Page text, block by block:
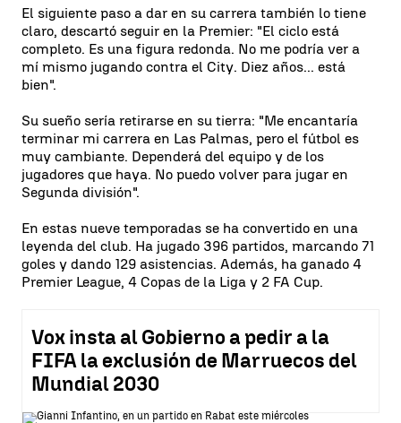
El siguiente paso a dar en su carrera también lo tiene
claro, descartó seguir en la Premier: "El ciclo está
completo. Es una figura redonda. No me podría ver a
mí mismo jugando contra el City. Diez años... está
bien".
Su sueño sería retirarse en su tierra: "Me encantaría
terminar mi carrera en Las Palmas, pero el fútbol es
muy cambiante. Dependerá del equipo y de los
jugadores que haya. No puedo volver para jugar en
Segunda división".
En estas nueve temporadas se ha convertido en una
leyenda del club. Ha jugado 396 partidos, marcando 71
goles y dando 129 asistencias. Además, ha ganado 4
Premier League, 4 Copas de la Liga y 2 FA Cup.
Vox insta al Gobierno a pedir a la
FIFA la exclusión de Marruecos del
Mundial 2030